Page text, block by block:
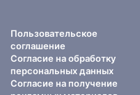
Пользовательское
соглашение
Согласие на обработку
персональных данных
Согласие на получение